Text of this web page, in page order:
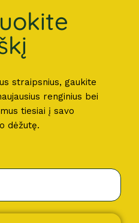
straipsnius, gaukite
renginius bei
tiesiai į savo
dėžutę.